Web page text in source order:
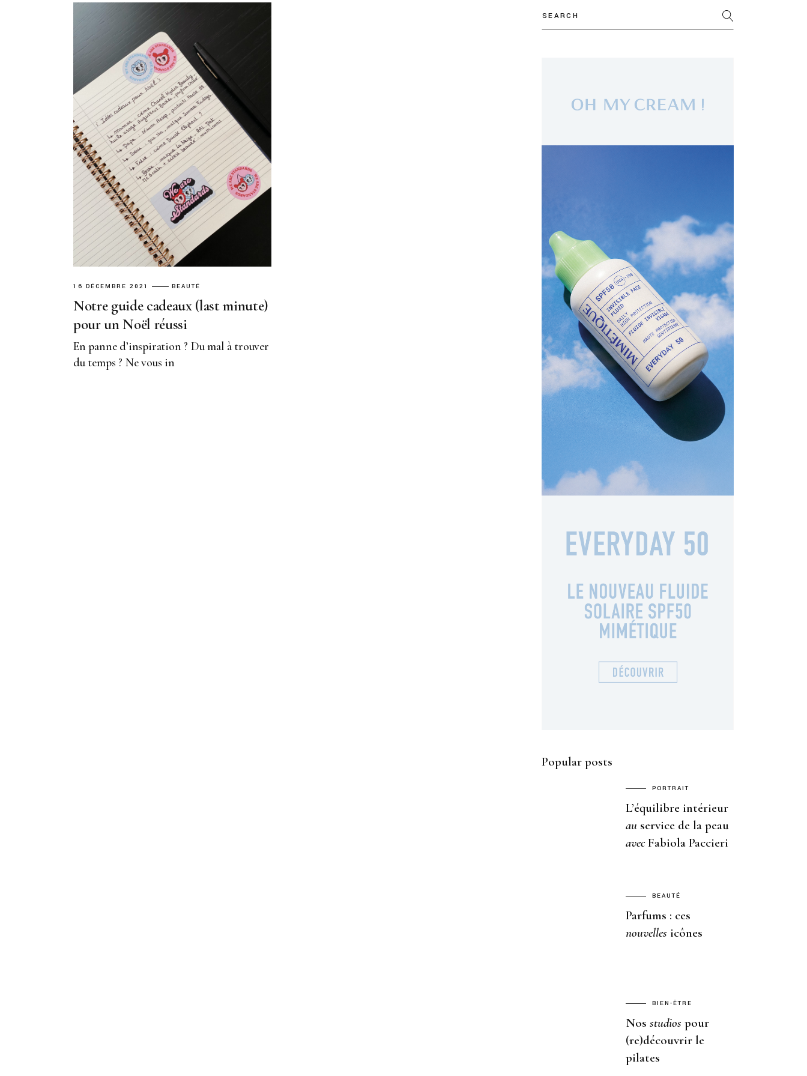
16 DÉCEMBRE 2021 BEAUTÉ
Notre guide cadeaux (last minute)
pour un Noël réussi
En panne d’inspiration ? Du mal à trouver
du temps ? Ne vous in
Popular posts
PORTRAIT
L’équilibre intérieur
au service de la peau
avec Fabiola Paccieri
BEAUTÉ
Parfums : ces
nouvelles icônes
BIEN-ÊTRE
Nos studios pour
(re)découvrir le
pilates